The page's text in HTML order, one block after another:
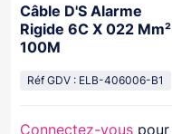
Câble D'S Alarme
Rigide 6C X 022 Mm²
100M
Réf GDV : ELB-406006-B1
Connectez-vous pour